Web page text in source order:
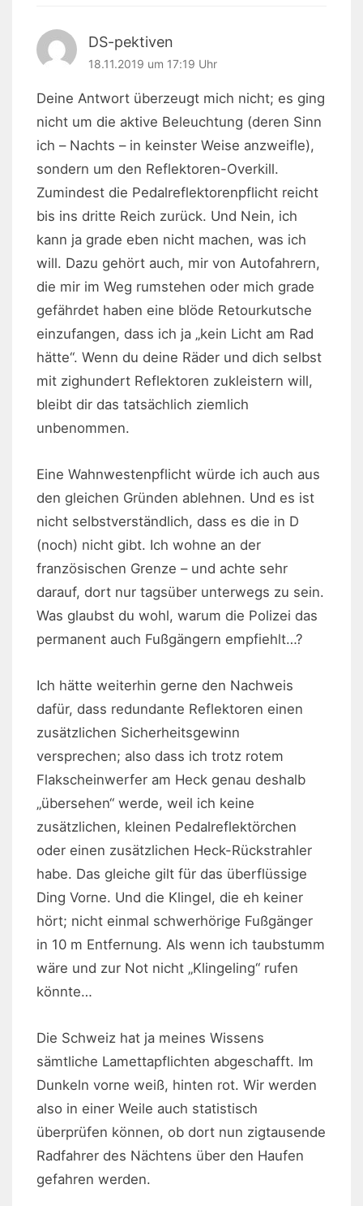
DS-pektiven
18.11.2019 um 17:19 Uhr
Deine Antwort überzeugt mich nicht; es ging
nicht um die aktive Beleuchtung (deren Sinn
ich – Nachts – in keinster Weise anzweifle),
sondern um den Reflektoren-Overkill.
Zumindest die Pedalreflektorenpflicht reicht
bis ins dritte Reich zurück. Und Nein, ich
kann ja grade eben nicht machen, was ich
will. Dazu gehört auch, mir von Autofahrern,
die mir im Weg rumstehen oder mich grade
gefährdet haben eine blöde Retourkutsche
einzufangen, dass ich ja „kein Licht am Rad
hätte“. Wenn du deine Räder und dich selbst
mit zighundert Reflektoren zukleistern will,
bleibt dir das tatsächlich ziemlich
unbenommen.
Eine Wahnwestenpflicht würde ich auch aus
den gleichen Gründen ablehnen. Und es ist
nicht selbstverständlich, dass es die in D
(noch) nicht gibt. Ich wohne an der
französischen Grenze – und achte sehr
darauf, dort nur tagsüber unterwegs zu sein.
Was glaubst du wohl, warum die Polizei das
permanent auch Fußgängern empfiehlt…?
Ich hätte weiterhin gerne den Nachweis
dafür, dass redundante Reflektoren einen
zusätzlichen Sicherheitsgewinn
versprechen; also dass ich trotz rotem
Flakscheinwerfer am Heck genau deshalb
„übersehen“ werde, weil ich keine
zusätzlichen, kleinen Pedalreflektörchen
oder einen zusätzlichen Heck-Rückstrahler
habe. Das gleiche gilt für das überflüssige
Ding Vorne. Und die Klingel, die eh keiner
hört; nicht einmal schwerhörige Fußgänger
in 10 m Entfernung. Als wenn ich taubstumm
wäre und zur Not nicht „Klingeling“ rufen
könnte…
Die Schweiz hat ja meines Wissens
sämtliche Lamettapflichten abgeschafft. Im
Dunkeln vorne weiß, hinten rot. Wir werden
also in einer Weile auch statistisch
überprüfen können, ob dort nun zigtausende
Radfahrer des Nächtens über den Haufen
gefahren werden.